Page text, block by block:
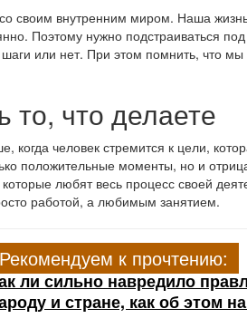
своим внутренним миром. Наша
Поэтому нужно подстраиваться
или нет. При этом помнить, что
что делаете
когда человек стремится к цели,
положительные моменты, но и
любят весь процесс своей
работой, а любимым занятием.
Рекомендуем к прочтению:
ли сильно навредило
и стране, как об этом